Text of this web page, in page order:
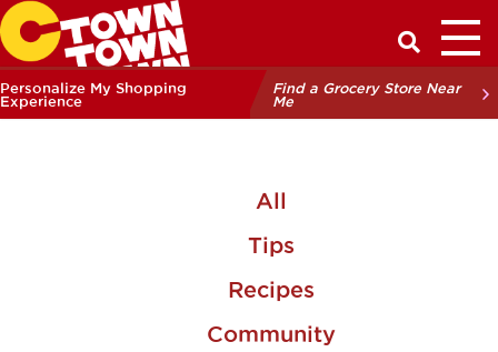
Have a
Personalize My Shopping
Experience
Find a Grocery Store Near
Me
All
Tips
Recipes
Community